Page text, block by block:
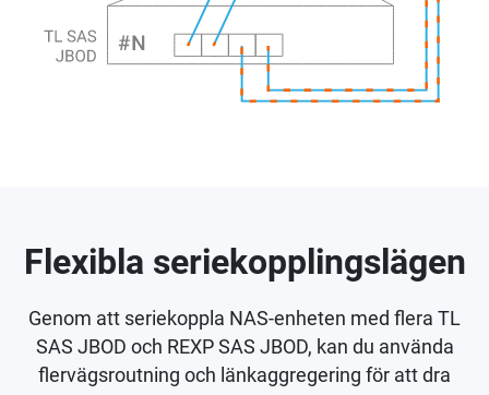
Flexibla seriekopplingslägen
Genom att seriekoppla NAS-enheten med flera TL
SAS JBOD och REXP SAS JBOD, kan du använda
flervägsroutning och länkaggregering för att dra